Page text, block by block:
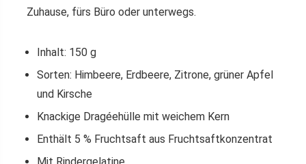
Zuhause, fürs Büro oder unterwegs.
Inhalt: 150 g
Sorten: Himbeere, Erdbeere, Zitrone, grüner Apfel
und Kirsche
Knackige Dragéehülle mit weichem Kern
Enthält 5 % Fruchtsaft aus Fruchtsaftkonzentrat
Mit Rindergelatine